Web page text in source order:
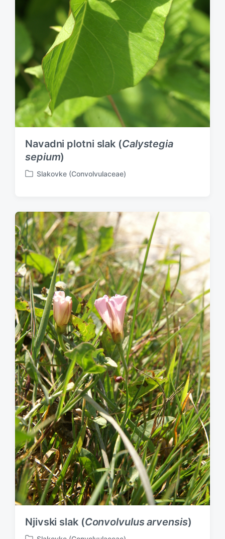
Navadni plotni slak (Calystegia
sepium)
P
t
e
d
i
n
Slakovke (Convolvulaceae)
Njivski slak (Convolvulus arvensis)